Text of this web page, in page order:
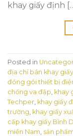
khay giấy định
Posted in
địa chỉ bán khay
đóng gói thiết bị
chống va đập khay
Techper khay giấy
trường khay giấy
cấp khay giấy Bình
miền Nam sản